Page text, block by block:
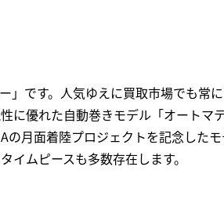
です。人気ゆえに買取市場でも常
に優れた自動巻きモデル「オートマ
月面着陸プロジェクトを記念した
ムピースも多数存在します。